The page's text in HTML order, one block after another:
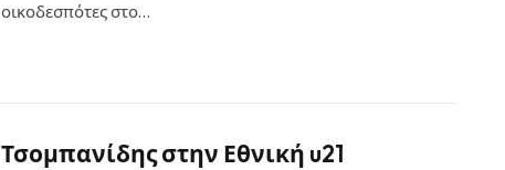
οικοδεσπότες στο…
Τσομπανίδης στην Εθνική u21